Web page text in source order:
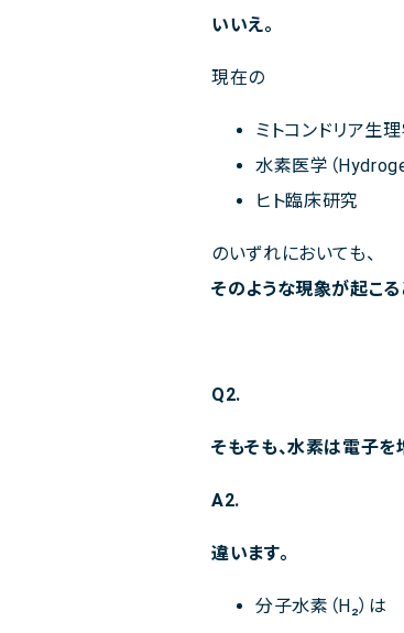
いいえ。
現在の
ミトコンドリア生
水素医学（
ヒト臨床研究
のいずれにおいても、
そのような現象が起こ
Q2.
そもそも、水素は電子
A2.
違います。
分子水素（H₂）は